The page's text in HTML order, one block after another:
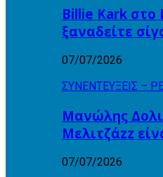
Billie Kark στο
ξαναδείτε
07/07/2026
ΣΥΝΕΝΤΕΥΞΕΙΣ –
Μανώλης
Μελιτζάzz
07/07/2026